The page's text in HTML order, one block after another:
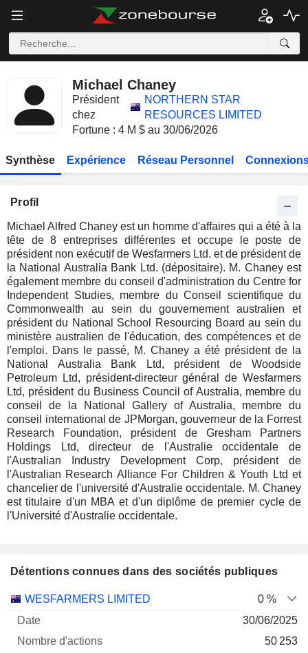
Michael Chaney
Président
chez
NORTHERN STAR
RESOURCES LIMITED
Fortune : 4 M $ au 30/06/2026
Synthèse Expérience Réseau Personnel
Profil
Michael Alfred Chaney est un homme d'affaires qui a été à la
tête de 8 entreprises différentes et occupe le poste de
président non exécutif de Wesfarmers Ltd. et de président de
la National Australia Bank Ltd. (dépositaire). M. Chaney est
également membre du conseil d'administration du Centre for
Independent Studies, membre du Conseil scientifique du
Commonwealth au sein du gouvernement australien et
président du National School Resourcing Board au sein du
ministère australien de l'éducation, des compétences et de
l'emploi. Dans le passé, M. Chaney a été président de la
National Australia Bank Ltd, président de Woodside
Petroleum Ltd, président-directeur général de Wesfarmers
Ltd, président du Business Council of Australia, membre du
conseil de la National Gallery of Australia, membre du
conseil international de JPMorgan, gouverneur de la Forrest
Research Foundation, président de Gresham Partners
Holdings Ltd, directeur de l'Australie occidentale de
l'Australian Industry Development Corp, président de
l'Australian Research Alliance For Children & Youth Ltd et
chancelier de l'université d'Australie occidentale. M. Chaney
est titulaire d'un MBA et d'un diplôme de premier cycle de
l'Université d'Australie occidentale.
Détentions connues dans des sociétés publiques
Nombre
WESFARMERS LIMITED
0 %
30/06/2025
50 253